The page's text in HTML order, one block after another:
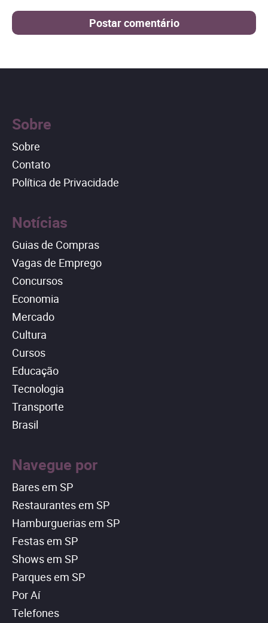
Sobre
Sobre
Contato
Política de Privacidade
Notícias
Guias de Compras
Vagas de Emprego
Concursos
Economia
Mercado
Cultura
Cursos
Educação
Tecnologia
Transporte
Brasil
Navegue por
Bares em SP
Restaurantes em SP
Hamburguerias em SP
Festas em SP
Shows em SP
Parques em SP
Por Aí
Telefones